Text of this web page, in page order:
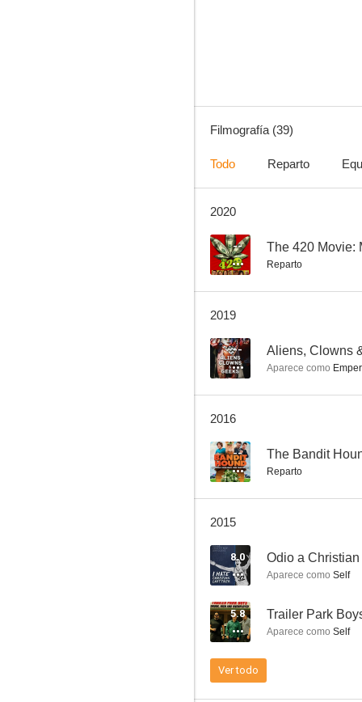
6.3
8.0
Filmografía (39)
Todo Reparto
2020
-- The 420 Movie:
Reparto
2019
-- Aliens, Clowns
Aparece como
2016
-- The Bandit
Reparto
2015
8.0 Odio a
Aparece como Self
5.8
Aparece como Self
Ver todo